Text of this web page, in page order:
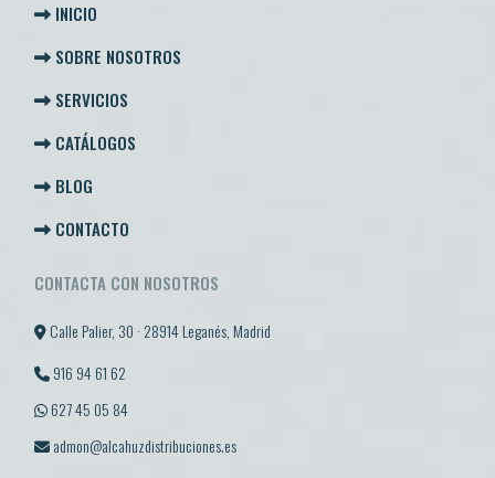
INICIO
SOBRE NOSOTROS
SERVICIOS
CATÁLOGOS
BLOG
CONTACTO
CONTACTA CON NOSOTROS
Calle Palier, 30 · 28914 Leganés, Madrid
916 94 61 62
627 45 05 84
admon@alcahuzdistribuciones.es